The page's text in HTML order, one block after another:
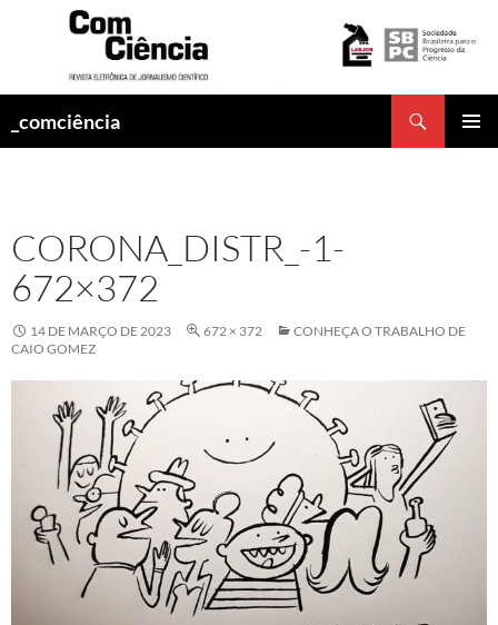
_comciência
CORONA_DISTR_-1-
672×372
14 DE MARÇO DE 2023 672 × 372
CONHEÇA O TRABALHO DE
CAIO GOMEZ